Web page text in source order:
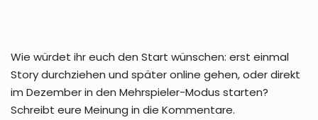
Wie würdet ihr euch den Start wünschen: erst einmal
Story durchziehen und später online gehen, oder direkt
im Dezember in den Mehrspieler-Modus starten?
Schreibt eure Meinung in die Kommentare.